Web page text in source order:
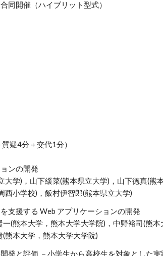
同開催（ハイブリット型式）
疑4分＋交代1分）
ンの開発
学)，山下緩菜(熊本県立大学)，山下徳真(
西小学校)，飯村伊智郎(熊本県立大学)
支援する Web アプリケーションの開発
(熊本大学，熊本大学大学院)，中野裕司(熊
熊本大学，熊本大学大学院)
発と評価 －小学生から高校生を対象とした実